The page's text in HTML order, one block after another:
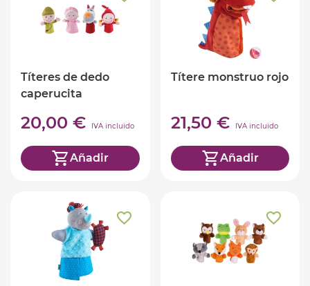
Títeres de dedo
caperucita
20,00 € IVA incluido
Añadir
Títere monstruo rojo
21,50 € IVA incluido
Añadir